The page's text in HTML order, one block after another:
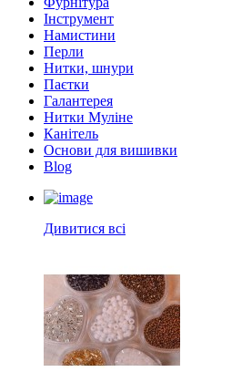
Інструмент
Намистини
Перли
Нитки, шнури
Паєтки
Галантерея
Нитки Муліне
Канітель
Основи для вишивки
Blog
Дивитися всі